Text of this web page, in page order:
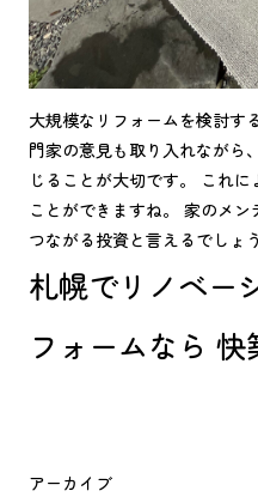
アーカイブ
大規模なリフォームを検討す
門家の意見も取り入れながら
じることが大切です。 これ
ことができますね。 家のメ
つながる投資と言えるでしょう
札幌でリノベー
フォームなら 快